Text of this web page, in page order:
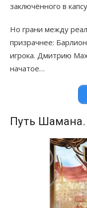
заключённого в
Но грани между
призрачнее:
игрока. Дмитрию
начатое…
Путь Шамана.